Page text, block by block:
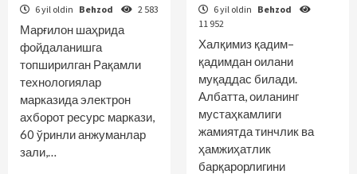
6 yil oldin Behzod 2 583
Марғилон шаҳрида
фойдаланишга
топширилган Рақамли
технологиялар
марказида электрон
ахборот ресурс маркази,
60 ўринли анжуманлар
зали,…
6 yil oldin Behzod
11 952
Халқимиз қадим–
қадимдан оилани
муқаддас билади.
Албатта, оиланинг
мустаҳкамлиги
жамиятда тинчлик ва
ҳамжиҳатлик
барқарорлигини